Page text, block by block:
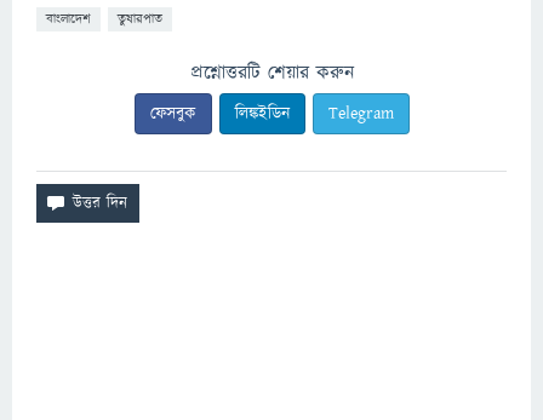
বাংলাদেশ তুষারপাত
প্রশ্নোত্তরটি শেয়ার করুন
ফেসবুক লিঙ্কইডিন Telegram